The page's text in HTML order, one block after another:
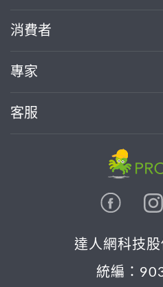
消費者
專家
客服
達人網科技股
統編：